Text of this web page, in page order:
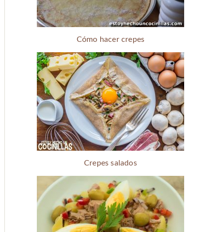
Cómo hacer crepes
Crepes salados